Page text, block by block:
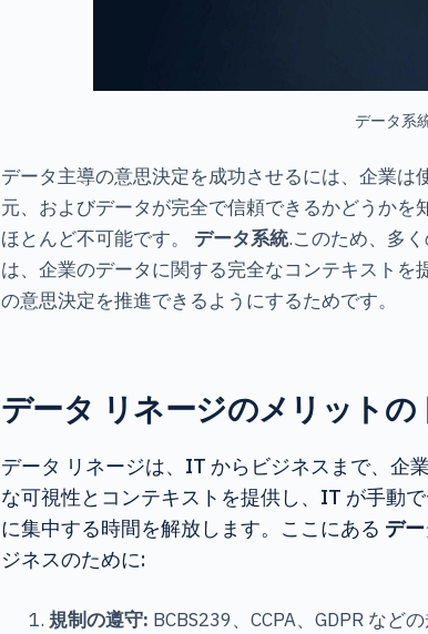
データ系
データ主導の意思決定を成功させるには、企業
元、およびデータが完全で信頼できるかどうか
ほとんど不可能です。 データ系統.このため、多
は、企業のデータに関する完全なコンテキスト
の意思決定を推進できるようにするためです。
データ リネージのメリット
データ リネージは、IT からビジネスまで、企
な可視性とコンテキストを提供し、IT が手動
に集中する時間を解放します。ここにある デ
ジネスのために:
規制の遵守: BCBS239、CCPA、GDPR など